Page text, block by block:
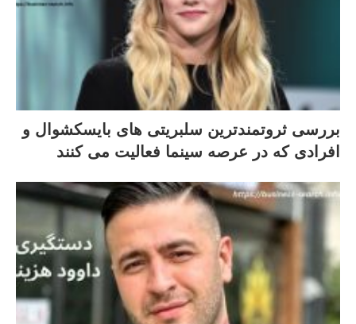
بررسی ثروتمندترین سلبریتی های بایسکشوال و
افرادی که در عرصه سینما فعالیت می کنند